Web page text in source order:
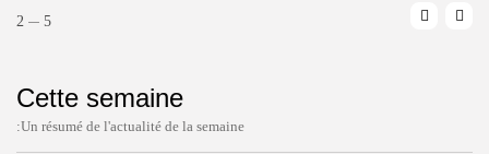
2 5
Cette semaine
:Un résumé de l'actualité de la semaine